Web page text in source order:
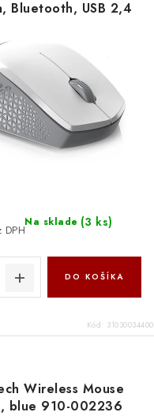
Bluetooth, USB 2,4
Na sklade (3 ks)
DO KOŠÍKA
Kód: 31030034400
Wireless Mouse
blue 910-002236